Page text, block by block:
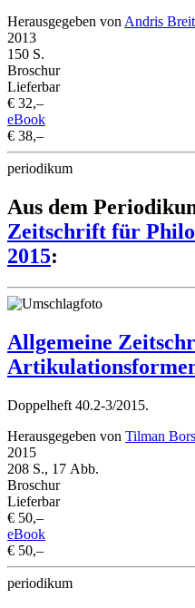
Herausgegeben vonAndris
2013
150 S.
Broschur
Lieferbar
€ 32,–
eBook
€ 38,–
periodikum
Aus dem
Zeitschrift für
2015:
Allgemeine
Doppelheft 40.2-3/2015.
Herausgegeben von Tilman
2015
208 S., 17 Abb.
Broschur
Lieferbar
€ 50,–
eBook
€ 50,–
periodikum